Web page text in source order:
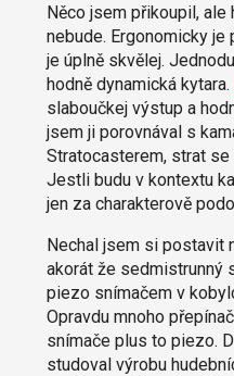
Něco jsem přikoupil, ale
nebude. Ergonomicky je
je úplně skvělej.
hodně dynamická kytara.
slaboučkej výstup a
jsem ji porovnával s
Stratocasterem, strat
Jestli budu v kontextu
jen za charakterově
Nechal jsem si postavit
akorát že sedmistrunný
piezo snímačem v
Opravdu mnoho
snímače plus to piezo.
studoval výrobu